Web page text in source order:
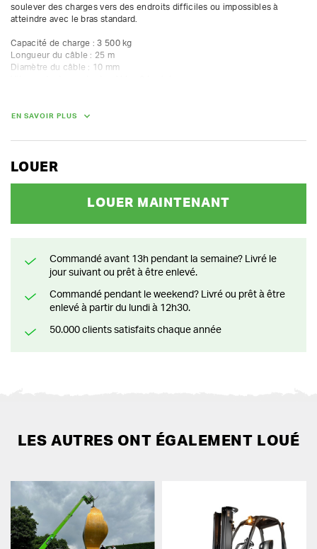
soulever des charges vers des endroits difficiles ou impossibles à
atteindre avec le bras standard.
Capacité de charge : 3 500 kg
Longueur du câble : 25 m
Diamètre du câble : 10 mm
EN SAVOIR PLUS
LOUER
LOUER MAINTENANT
Commandé avant 13h pendant la semaine? Livré le
jour suivant ou prêt à être enlevé.
Commandé pendant le weekend? Livré ou prêt à être
enlevé à partir du lundi à 12h30.
50.000 clients satisfaits chaque année
LES AUTRES ONT ÉGALEMENT LOUÉ